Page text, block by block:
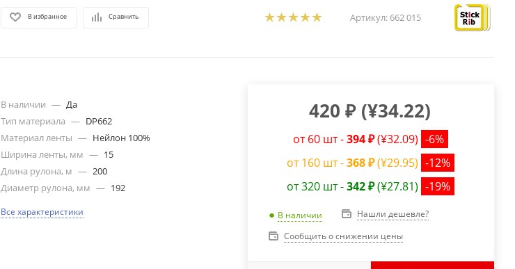
В избранное Сравнить Артикул: 662 015
В наличии — Да
Тип материала — DP662
Материал ленты — Нейлон 100%
Ширина ленты, мм — 15
Длина рулона, м — 200
Диаметр рулона, мм — 192
Все характеристики
420 ₽ (¥34.22)
от 60 шт -394 ₽(¥32.09) -6%
от 160 шт -368 ₽(¥29.95) -12%
от 320 шт -342 ₽(¥27.81) -19%
В наличии
Нашли дешевле?
Сообщить о снижении цены